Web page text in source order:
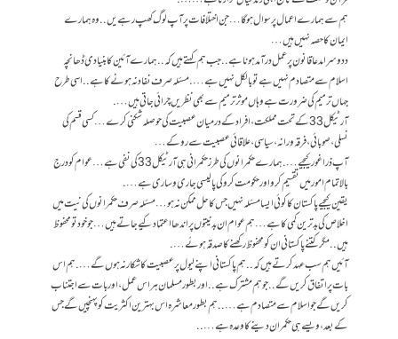
ہم سے ہمارے اعمال پر سوال ہو گا… جن اختلافات پر آپ لوگ کھپ رہے یں..وہ ہمارے
ایمان کا حصہ نہیں ہیں…
ددوسرا مدعا قانون پر عمل درآمد ہونا ہے.. جب ہم کہتے ہیں کہ.. ہمارے آئین کا بنیادی ڈھانچہ
اسلام سے متصادم نہیں ہے تو بالکل نہیں ہے…. مسئلہ صرف نفاد نہ ہونے کا ہے.. اسی طرح
جہاں ترمیم کی ضرورت ہے وہاں موثر ترمیم سے بھی نظریں چرائی جاتی ہیں….
آرٹیکل 33 کے تحت مملکت ، افراد کے درمیان عصبیت کی حوصلہ شکنی کرے… کسی قسم کی
نسلی، صوبائی ، فرقہ ورانہ، سیاسی، علاقائی عصبیت سے روکے…
آپ ذرا غور کیجیے…. ہمارے حکمرانوں کی طرز حکمرانی ہی آرٹیکل 33 کی نفی ہے… عوام کو درج
بالا تمام امور میں تقسیم کرو اور حکومت کرو کی پالیسی جاری و ساری ہے….
یقین کیجیے پاکستان کا کوئی ایسا مسئلہ نہیں جس کا حل ممکن نہ ہو… مسئلہ صرف حکمرانوں کی نیت میں
اخلاص کی بدترین کمی کا ہے… ہم عوام ان بدنیتوں پر اندھا اعتماد کیے جاتے ہیں… جو خود تو محفوظ
ہیں.. مگر کتنے پاکستانی ان کو محفوظ رکھنے کا صدقہ ہوئے….
آئیں ہم سب عہد کرتے ہیں کہ.. ہم پاکستانی اپنے لیول پر عصبیت کا شکار نہ ہوں گے…. ہم اس
بات پر اتفاق کریں گے.. جو ہم مشترک ہے..اور بطور مسلمان ہر اس عمل، اور بات سے اجتناب
کریں گے جو اسلام سے متصادم ہے….. ہم بطور معاشرہ اس بہترین اکثریت کو پہنچیں گے جس
کے بعد، ویسے ہی حکمران دینے کا وعدہ ہے…..